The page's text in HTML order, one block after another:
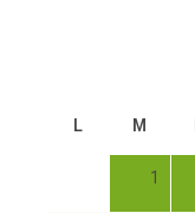
L M
1